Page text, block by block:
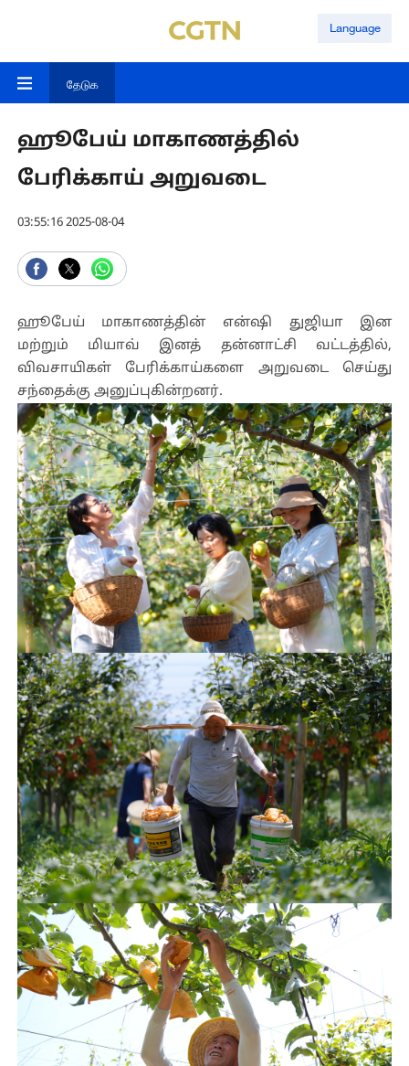
Language
தேடுக
ஹூபேய் மாகாணத்தில்
பேரிக்காய் அறுவடை
03:55:16 2025-08-04
ஹூபேய் மாகாணத்தின் என்ஷி துஜியா இன
மற்றும் மியாவ் இனத் தன்னாட்சி வட்டத்தில்,
விவசாயிகள் பேரிக்காய்களை அறுவடை செய்து
சந்தைக்கு அனுப்புகின்றனர்.